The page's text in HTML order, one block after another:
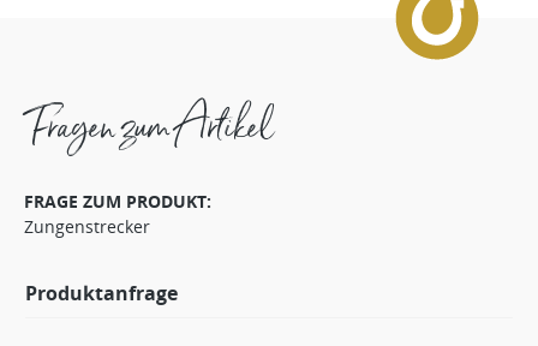
Fragen zum Artikel
FRAGE ZUM PRODUKT:
Zungenstrecker
Produktanfrage